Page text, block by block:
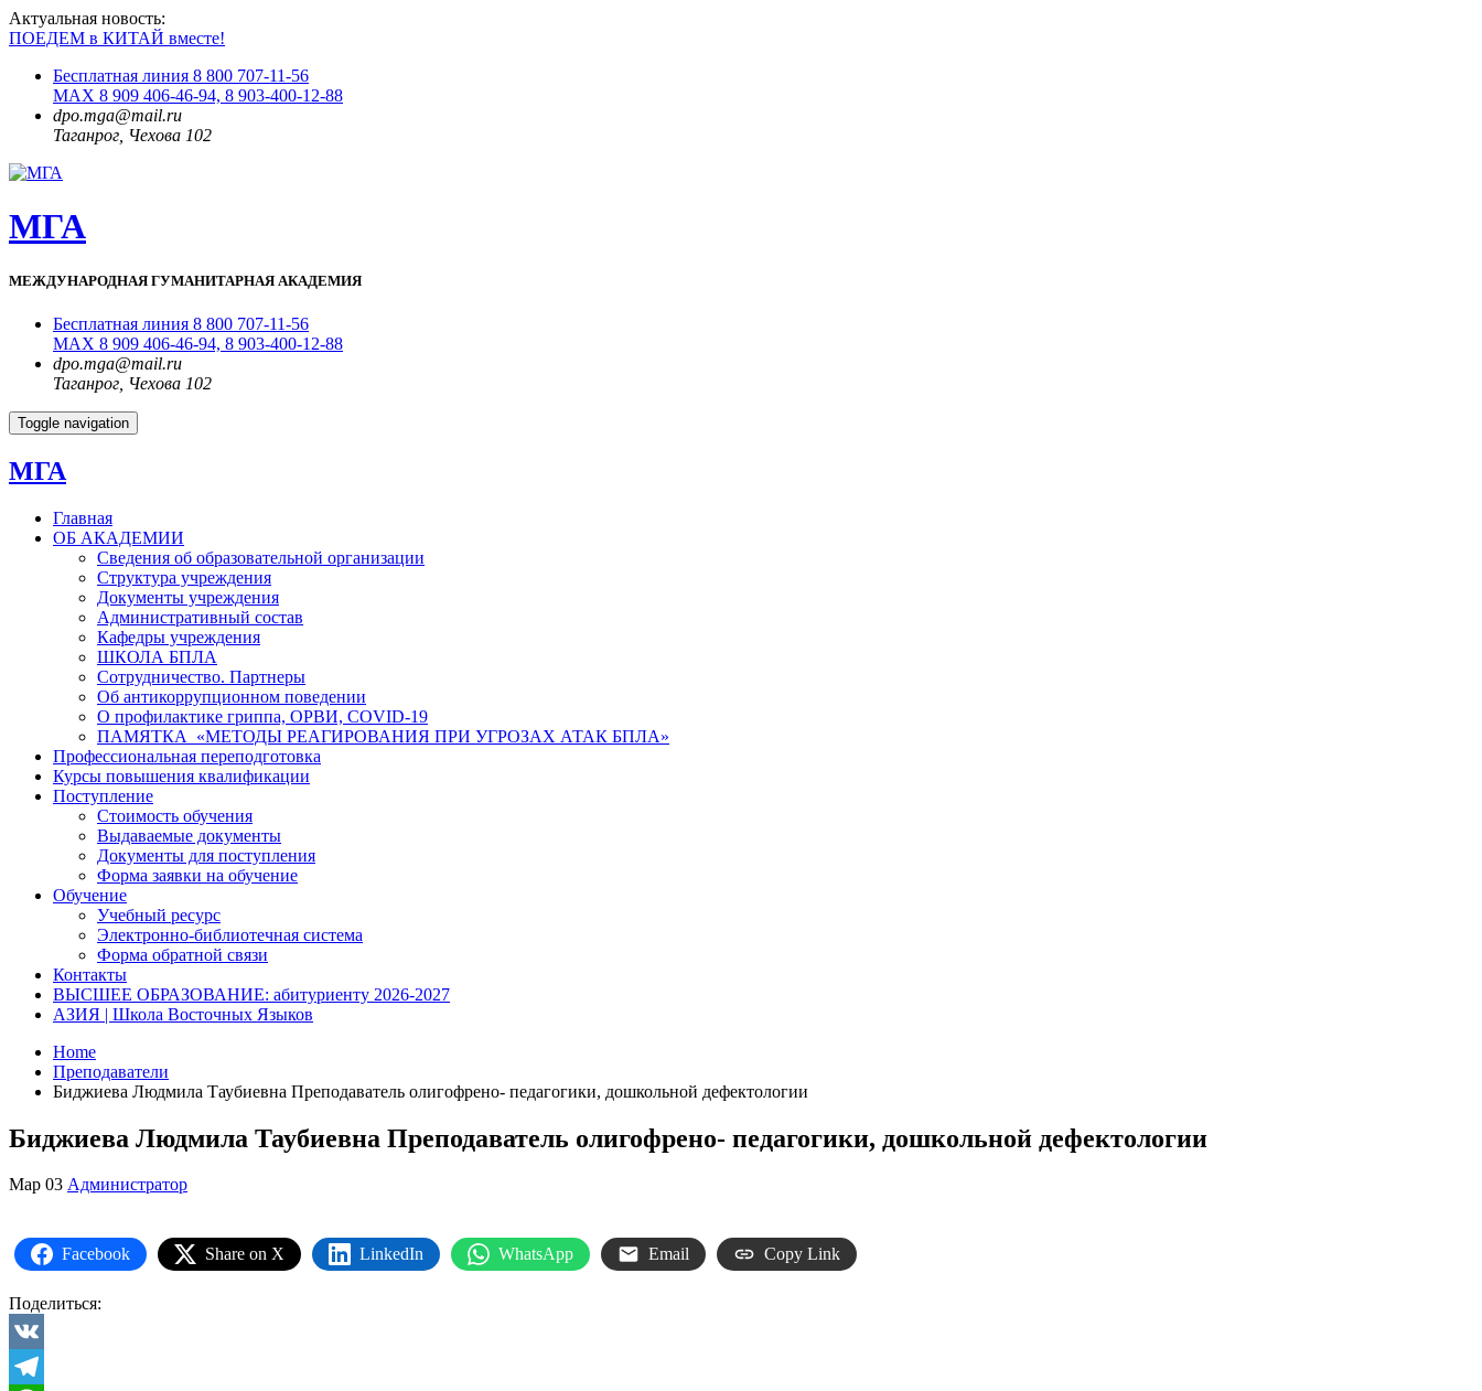
Актуальная новость:
ПОЕДЕМ в КИТАЙ вместе!
Бесплатная линия 8 800 707-11-56
MAX 8 909 406-46-94, 8 903-400-12-88
dpo.mga@mail.ru
Таганрог, Чехова 102
МГА
МЕЖДУНАРОДНАЯ ГУМАНИТАРНАЯ АКАДЕМИЯ
Бесплатная линия 8 800 707-11-56
MAX 8 909 406-46-94, 8 903-400-12-88
dpo.mga@mail.ru
Таганрог, Чехова 102
Toggle navigation
МГА
Главная
ОБ АКАДЕМИИ
Сведения об образовательной организации
Структура учреждения
Документы учреждения
Административный состав
Кафедры учреждения
ШКОЛА БПЛА
Сотрудничество. Партнеры
Об антикоррупционном поведении
О профилактике гриппа, ОРВИ, COVID-19
ПАМЯТКА «МЕТОДЫ РЕАГИРОВАНИЯ ПРИ УГРОЗАХ АТАК БПЛА»
Профессиональная переподготовка
Курсы повышения квалификации
Поступление
Стоимость обучения
Выдаваемые документы
Документы для поступления
Форма заявки на обучение
Обучение
Учебный ресурс
Электронно-библиотечная система
Форма обратной связи
Контакты
ВЫСШЕЕ ОБРАЗОВАНИЕ: абитуриенту 2026-2027
АЗИЯ | Школа Восточных Языков
Home
Преподаватели
Биджиева Людмила Таубиевна Преподаватель олигофрено- педагогики, дошкольной дефектологии
Биджиева Людмила Таубиевна Преподаватель олигофрено- педагогики, дошкольной дефектологии
Мар 03 Администратор
Facebook Share on X LinkedIn WhatsApp Email Copy Link
Поделиться:
VK